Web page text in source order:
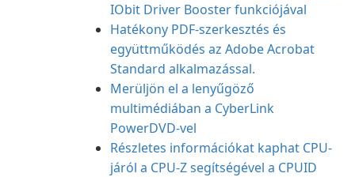
IObit Driver Booster funkciójával
Hatékony PDF-szerkesztés és
együttműködés az Adobe Acrobat
Standard alkalmazással.
Merüljön el a lenyűgöző
multimédiában a CyberLink
PowerDVD-vel
Részletes információkat kaphat CPU-
járól a CPU-Z segítségével a CPUID